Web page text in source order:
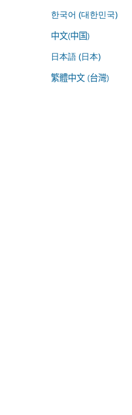
한국어 (대한민국)
中文(中国)
日本語 (日本)
繁體中文 (台灣)